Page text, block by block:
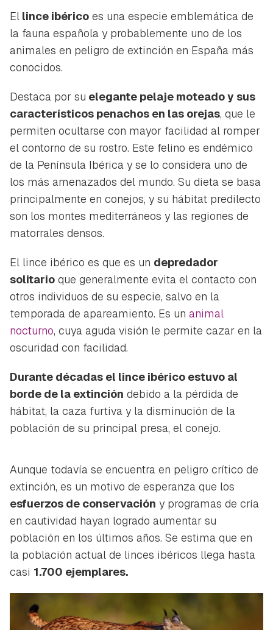
El lince ibérico es una especie emblemática de
la fauna española y probablemente uno de los
animales en peligro de extinción en España más
conocidos.
Destaca por su elegante pelaje moteado y sus
característicos penachos en las orejas, que le
permiten ocultarse con mayor facilidad al romper
el contorno de su rostro. Este felino es endémico
de la Península Ibérica y se lo considera uno de
los más amenazados del mundo. Su dieta se basa
principalmente en conejos, y su hábitat predilecto
son los montes mediterráneos y las regiones de
matorrales densos.
El lince ibérico es que es un depredador
solitario que generalmente evita el contacto con
otros individuos de su especie, salvo en la
temporada de apareamiento. Es un animal
nocturno, cuya aguda visión le permite cazar en la
oscuridad con facilidad.
Durante décadas el lince ibérico estuvo al
borde de la extinción debido a la pérdida de
hábitat, la caza furtiva y la disminución de la
población de su principal presa, el conejo.
Aunque todavía se encuentra en peligro crítico de
extinción, es un motivo de esperanza que los
esfuerzos de conservación y programas de cría
en cautividad hayan logrado aumentar su
población en los últimos años. Se estima que en
la población actual de linces ibéricos llega hasta
casi 1.700 ejemplares.